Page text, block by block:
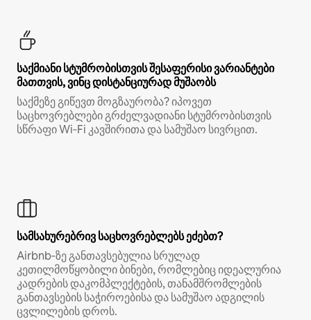
საქმიანი სტუმრობისთვის შესაფერისი ვარიანტები
მათთვის, ვინც დისტანციურად მუშაობს
საქმეზე გიწევთ მოგზაურობა? იპოვეთ
საცხოვრებლები გრძელვადიანი სტუმრობისთვის
სწრაფი Wi‑Fi კავშირითა და სამუშაო სივრცით.
სამსახურებრივ საცხოვრებლებს ეძებთ?
Airbnb‑ზე განთავსებულია სრულად
კეთილმოწყობილი ბინები, რომლებიც იდეალურია
კადრების დაკომპლექტების, თანამშრომლების
განთავსების საჭიროებისა და სამუშაო ადგილის
ცვლილების დროს.